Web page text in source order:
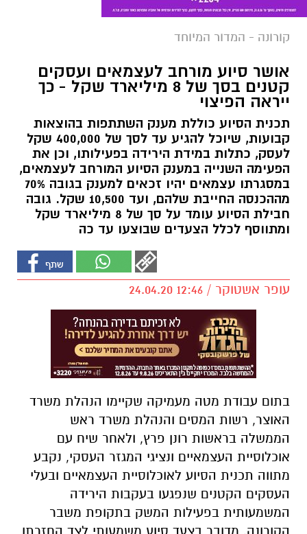
קורונה - המדור המיוחד
אושר סיוע מורחב לעצמאים ועסקים
קטנים בסך של 8 מיליארד שקל - כך
ייראה הפיצוי
תכנית הסיוע כוללת מענק השתתפות בהוצאות
קבועות, שיוכל להגיע עד לסך של 400,000 שקל
לעסק, כתלות במידת הירידה בפעילותו, וכן את
הפעימה השנייה במענק הסיוע המורחב לעצמאים,
במסגרתו עצמאים יהיו זכאים למענק בגובה 70%
מההכנסה החייבת שלהם, ועד 10,500 שקל. גובה
חבילת הסיוע עומד על סך של 8 מיליארד שקל
ומתווסף לכלל הצעדים שבוצעו עד כה
עופר אשטוקר / 12:46 24.04.20
בתום עבודת מטה מעמיקה שקיימו הנהלת משרד
האוצר, רשות המסים והנהלת משרד ראש
הממשלה בראשות רונן פרץ, ולאחר שיח עם
אוכלוסיית העצמאיים ונציגי המגזר העסקי, נקבע
מתווה תכנית הסיוע לאוכלוסיית העצמאיים ובעלי
העסקים הקטנים שנפגעו בעקבות הירידה
המשמעותית בפעילות המשק בתקופת משבר